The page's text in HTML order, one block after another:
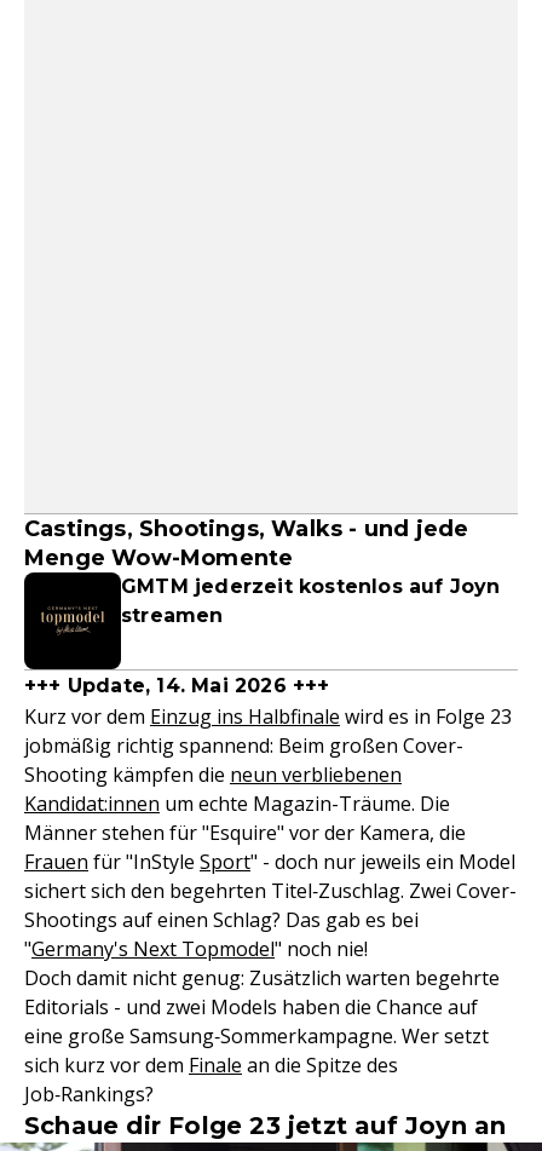
Castings, Shootings, Walks - und jede
Menge Wow-Momente
GMTM jederzeit kostenlos auf Joyn
streamen
+++ Update, 14. Mai 2026 +++
Kurz vor dem Einzug ins Halbfinale wird es in Folge 23
jobmäßig richtig spannend: Beim großen Cover-
Shooting kämpfen die neun verbliebenen
Kandidat:innen um echte Magazin-Träume. Die
Männer stehen für "Esquire" vor der Kamera, die
Frauen für "InStyle Sport" - doch nur jeweils ein Model
sichert sich den begehrten Titel‑Zuschlag. Zwei Cover-
Shootings auf einen Schlag? Das gab es bei
"Germany's Next Topmodel" noch nie!
Doch damit nicht genug: Zusätzlich warten begehrte
Editorials - und zwei Models haben die Chance auf
eine große Samsung‑Sommerkampagne. Wer setzt
sich kurz vor dem Finale an die Spitze des
Job‑Rankings?
Schaue dir Folge 23 jetzt auf Joyn an